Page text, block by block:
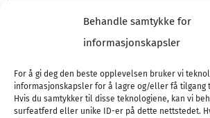
Behandle samtykke for
informasjonskapsler
For å gi deg den beste opplevelsen bruker vi
informasjonskapsler for å lagre og/eller få tilgang
Hvis du samtykker til disse teknologiene, kan vi
surfeatferd eller unike ID-er på dette nettstedet.
Hvilke ermer
Valget av ermer på brudekjolen
betydning for både uttrykk,
helhetsfølelse. Se ulike typer